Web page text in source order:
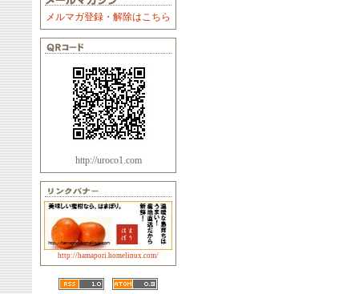
メルマガ登録・解除はこちら
http://uroco1.com
http://hamapori.homelinux.com/